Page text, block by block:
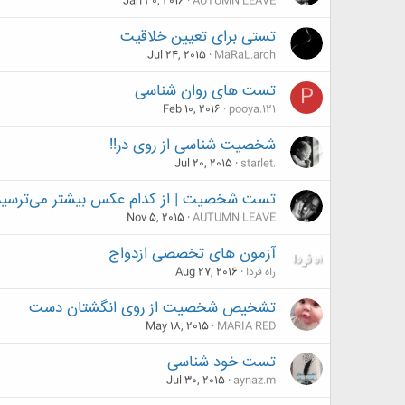
تستی برای تعیین خلاقیت
MaRaL.arch
Jul 24, 2015
P تست های روان شناسی
pooya.121
Feb 10, 2016
شخصیت شناسی از روی در!!
starlet.
Jul 20, 2015
تست شخصیت | از کدام عکس بیشتر
AUTUMN LEAVE
Nov 5, 2015
آزمون های تخصصی ازدواج
راه فردا Aug 27, 2016
تشخیص شخصیت از روی انگشتان دست
MARIA RED
May 18, 2015
تست خود شناسی
aynaz.m
Jul 30, 2015